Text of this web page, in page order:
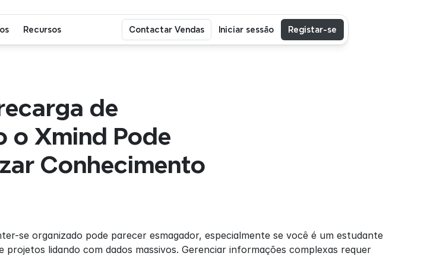
de
o Xmind Pode
Conhecimento
se organizado pode parecer esmagador, especialmente se você é um estudante
lidando com dados massivos. Gerenciar informações complexas requer
Recursos Contactar Vendas Iniciar sessão Registar-se